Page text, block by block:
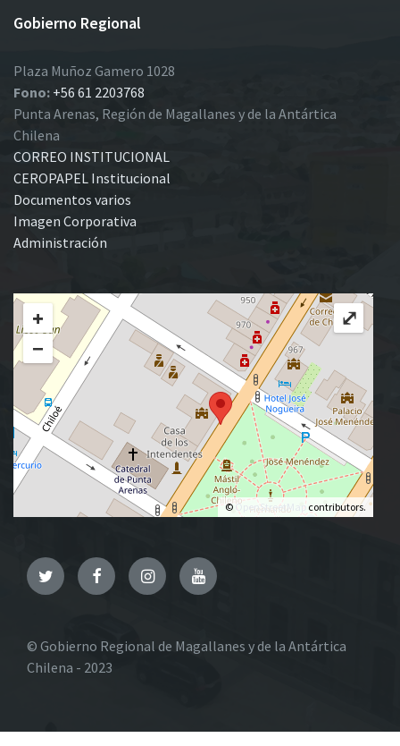
Gobierno Regional
Plaza Muñoz Gamero 1028
Fono: +56 61 2203768
Punta Arenas, Región de Magallanes y de la Antártica
Chilena
CORREO INSTITUCIONAL
CEROPAPEL Institucional
Documentos varios
Imagen Corporativa
Administración
+
−
© OpenStreetMap contributors.
⤢
TwitterFacebookInstagramYouTube
© Gobierno Regional de Magallanes y de la Antártica
Chilena - 2023